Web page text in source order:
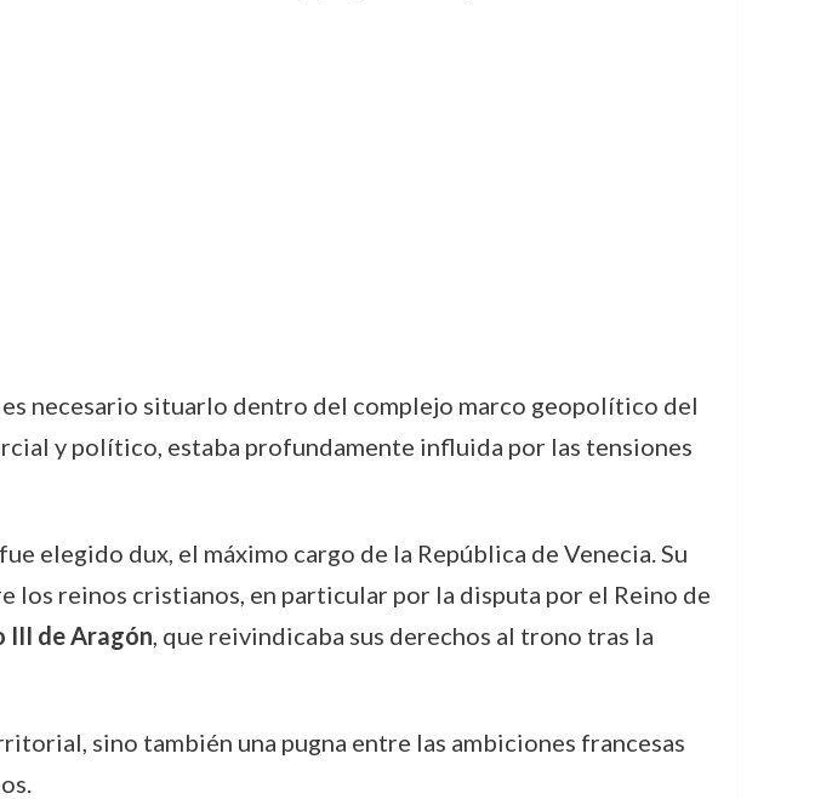
necesario situarlo dentro del complejo marco geopolítico del
y político, estaba profundamente influida por las tensiones
elegido dux, el máximo cargo de la República de Venecia. Su
reinos cristianos, en particular por la disputa por el Reino de
III de Aragón, que reivindicaba sus derechos al trono tras la
sino también una pugna entre las ambiciones francesas